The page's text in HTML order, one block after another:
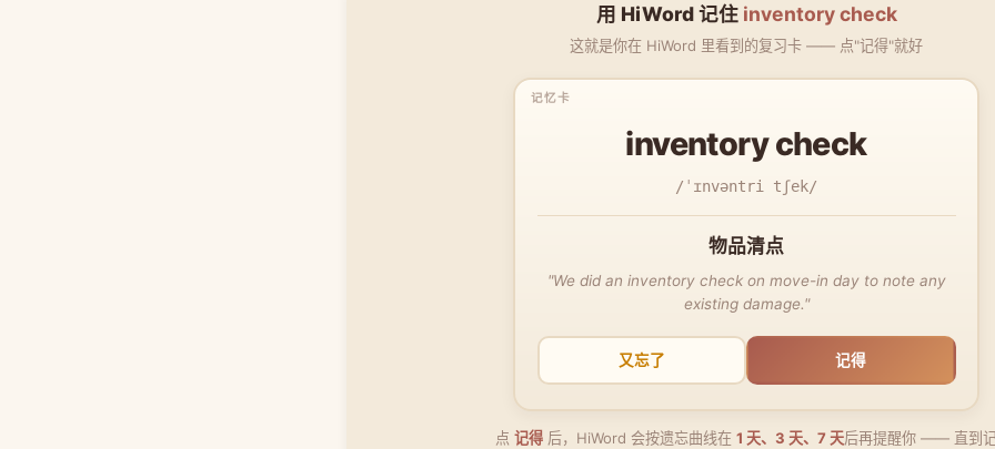
用 HiWord 记住 inventory check
这就是你在 HiWord 里看到的复习卡 —— 点"记得"就好
inventory check
/ˈɪnvəntri tʃek/
物品清点
"We did an inventory check on move-in day to note any
existing damage."
又忘了 记得
点 记得 后，HiWord 会按遗忘曲线在 1 天、3 天、7 天后再提醒你 —— 直到